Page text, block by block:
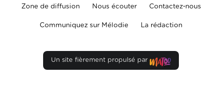
Zone de diffusion Nous écouter Contactez-nous
Communiquez sur Mélodie La rédaction
Un site fièrement propulsé par